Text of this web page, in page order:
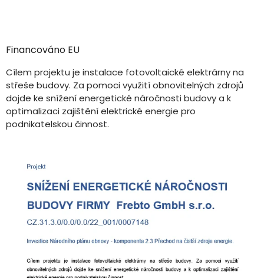
Financováno EU
Cílem projektu je instalace fotovoltaické elektrárny na
střeše budovy. Za pomoci využití obnovitelných zdrojů
dojde ke snížení energetické náročnosti budovy a k
optimalizaci zajištění elektrické energie pro
podnikatelskou činnost.